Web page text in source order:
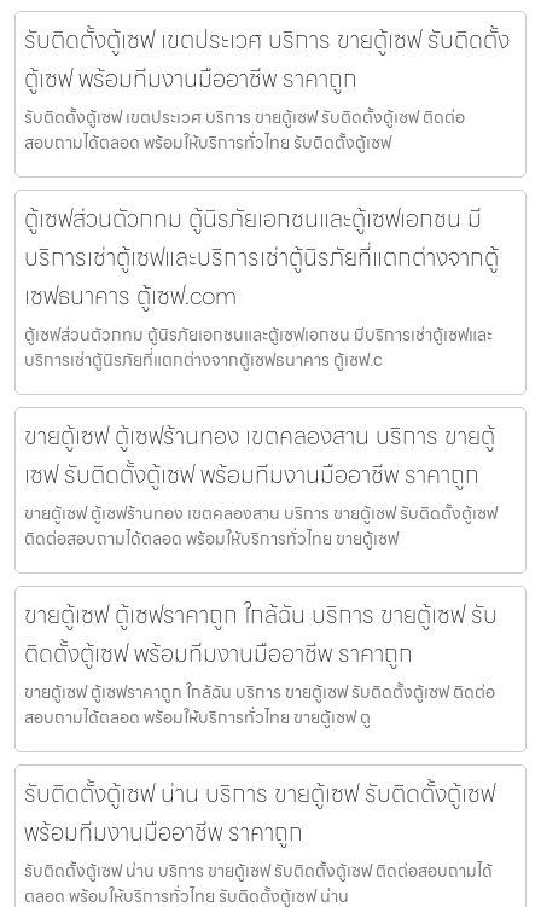
รับติดตั้งตู้เซฟ เขตประเวศ บริการ ขายตู้เซฟ รับติดตั้ง
ตู้เซฟ พร้อมทีมงานมืออาชีพ ราคาถูก
รับติดตั้งตู้เซฟ เขตประเวศ บริการ ขายตู้เซฟ รับติดตั้งตู้เซฟ ติดต่อ
สอบถามได้ตลอด พร้อมให้บริการทั่วไทย รับติดตั้งตู้เซฟ
ตู้เซฟส่วนตัวกทม ตู้นิรภัยเอกชนและตู้เซฟเอกชน มี
บริการเช่าตู้เซฟและบริการเช่าตู้นิรภัยที่แตกต่างจากตู้
เซฟธนาคาร ตู้เซฟ.com
ตู้เซฟส่วนตัวกทม ตู้นิรภัยเอกชนและตู้เซฟเอกชน มีบริการเช่าตู้เซฟและ
บริการเช่าตู้นิรภัยที่แตกต่างจากตู้เซฟธนาคาร ตู้เซฟ.c
ขายตู้เซฟ ตู้เซฟร้านทอง เขตคลองสาน บริการ ขายตู้
เซฟ รับติดตั้งตู้เซฟ พร้อมทีมงานมืออาชีพ ราคาถูก
ขายตู้เซฟ ตู้เซฟร้านทอง เขตคลองสาน บริการ ขายตู้เซฟ รับติดตั้งตู้เซฟ
ติดต่อสอบถามได้ตลอด พร้อมให้บริการทั่วไทย ขายตู้เซฟ
ขายตู้เซฟ ตู้เซฟราคาถูก ใกล้ฉัน บริการ ขายตู้เซฟ รับ
ติดตั้งตู้เซฟ พร้อมทีมงานมืออาชีพ ราคาถูก
ขายตู้เซฟ ตู้เซฟราคาถูก ใกล้ฉัน บริการ ขายตู้เซฟ รับติดตั้งตู้เซฟ ติดต่อ
สอบถามได้ตลอด พร้อมให้บริการทั่วไทย ขายตู้เซฟ ตู
รับติดตั้งตู้เซฟ น่าน บริการ ขายตู้เซฟ รับติดตั้งตู้เซฟ
พร้อมทีมงานมืออาชีพ ราคาถูก
รับติดตั้งตู้เซฟ น่าน บริการ ขายตู้เซฟ รับติดตั้งตู้เซฟ ติดต่อสอบถามได้
ตลอด พร้อมให้บริการทั่วไทย รับติดตั้งตู้เซฟ น่าน